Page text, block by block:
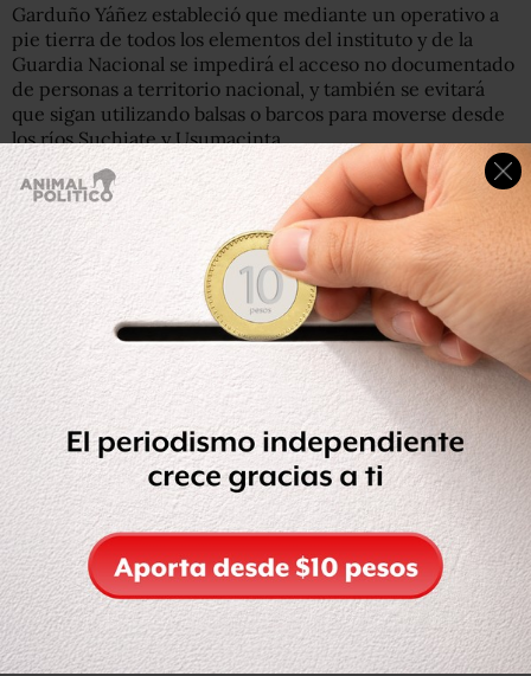
Garduño Yáñez estableció que mediante un operativo a
pie tierra de todos los elementos del instituto y de la
Guardia Nacional se impedirá el acceso no documentado
de personas a territorio nacional, y también se evitará
que sigan utilizando balsas o barcos para moverse desde
los ríos Suchiate y Usumacinta.
Te puede interesar: Por tema migratorio, autobuses
pedirán identificación al comprar boletos
No habrá más ingresos masivos y anárquicos de
migrantes, y se tiene la meta de regresar diariamente a
dos mil 500 personas sin documentos, dijo el
comisionado del INM.
Aquellas personas que están en campamentos y que de
manera voluntaria deseen retornar a sus lugares de
origen “vamos a apoyarlas y trasladarlas a su país; no las
vamos a dejar en la frontera, sino a acomodar con los
gobiernos limítrofes”.
A quienes deseen quedarse en México, se les dará otro
trato, “veremos en qué condiciones están y ver si la
misma ley permite que permanezcan, de no ser así serán
deportados”.